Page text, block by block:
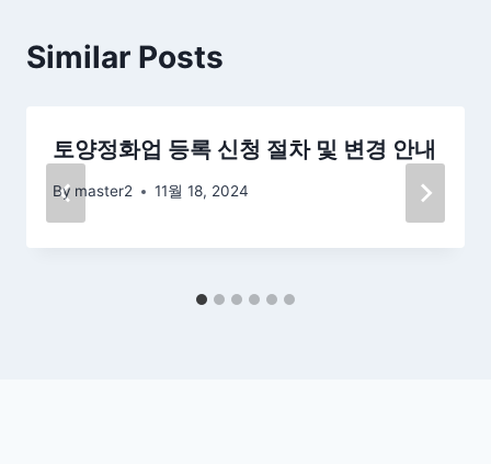
Similar Posts
토양정화업 등록 신청 절차 및 변경 안내
By master2 11월 18, 2024